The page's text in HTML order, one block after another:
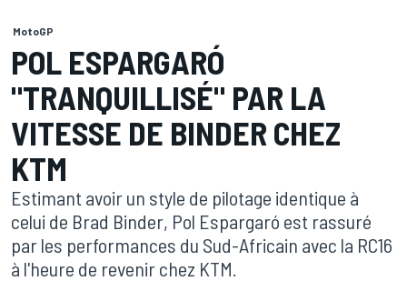
MotoGP
POL ESPARGARÓ
"TRANQUILLISÉ" PAR LA
VITESSE DE BINDER CHEZ
KTM
Estimant avoir un style de pilotage identique à
celui de Brad Binder, Pol Espargaró est rassuré
par les performances du Sud-Africain avec la RC16
à l'heure de revenir chez KTM.